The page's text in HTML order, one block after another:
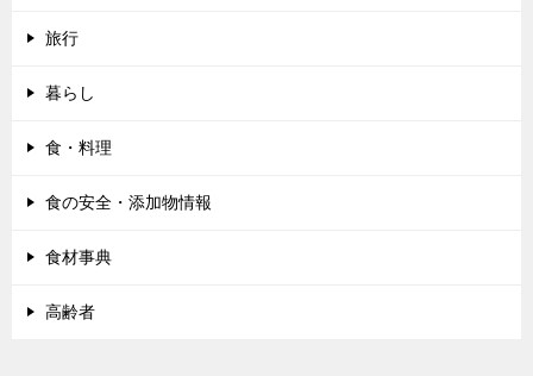
旅行
暮らし
食・料理
食の安全・添加物情報
食材事典
高齢者